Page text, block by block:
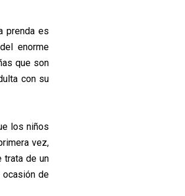
prenda es
enorme
que son
con su
los niños
vez,
trata de un
ocasión de